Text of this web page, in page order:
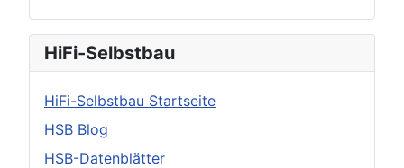
HiFi-Selbstbau
HiFi-Selbstbau Startseite
HSB Blog
HSB-Datenblätter